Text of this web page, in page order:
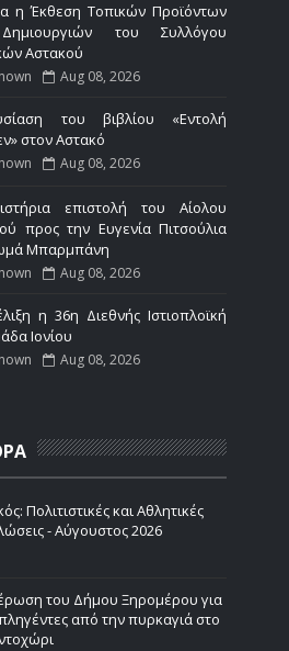
η Έκθεση Τοπικών Προϊόντων
του Συλλόγου
Αστακού
Aug 08, 2026
του βιβλίου «Εντολή
στον Αστακό
Aug 08, 2026
επιστολή του Αίολου
προς την Ευγενία Πιτσούλια
Μπαρμπάνη
Aug 08, 2026
η 36η Διεθνής Ιστιοπλοϊκή
Ιονίου
Aug 08, 2026
Πολιτιστικές και Αθλητικές
- Αύγουστος 2026
του Δήμου Ξηρομέρου για
από την πυρκαγιά στο